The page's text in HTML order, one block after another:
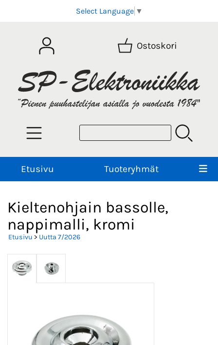
Select Language ▼
Ostoskori
Etusivu Tuoteryhmät
Kieltenohjain bassolle,
nappimalli, kromi
Etusivu > Uutta 7/2026